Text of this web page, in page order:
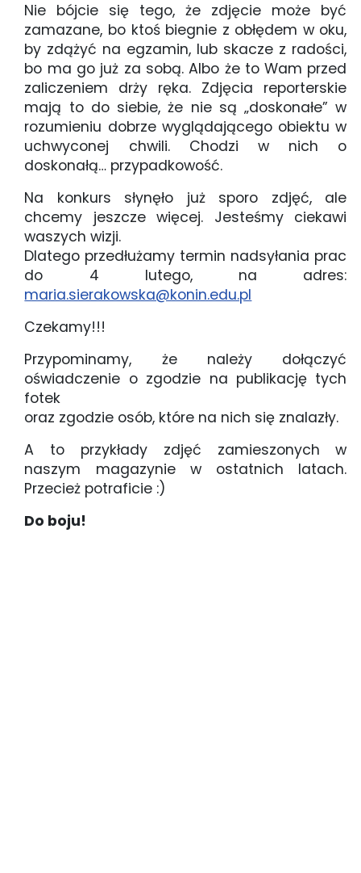
Nie bójcie się tego, że zdjęcie może być
zamazane, bo ktoś biegnie z obłędem w oku,
by zdążyć na egzamin, lub skacze z radości,
bo ma go już za sobą. Albo że to Wam przed
zaliczeniem drży ręka. Zdjęcia reporterskie
mają to do siebie, że nie są „doskonałe” w
rozumieniu dobrze wyglądającego obiektu w
uchwyconej chwili. Chodzi w nich o
doskonałą… przypadkowość.
Na konkurs słynęło już sporo zdjęć, ale
chcemy jeszcze więcej. Jesteśmy ciekawi
waszych wizji.
Dlatego przedłużamy termin nadsyłania prac
do 4 lutego, na adres:
maria.sierakowska@konin.edu.pl
Czekamy!!!
Przypominamy, że należy dołączyć
oświadczenie o zgodzie na publikację tych
fotek
oraz zgodzie osób, które na nich się znalazły.
A to przykłady zdjęć zamieszonych w
naszym magazynie w ostatnich latach.
Przecież potraficie :)
Do boju!